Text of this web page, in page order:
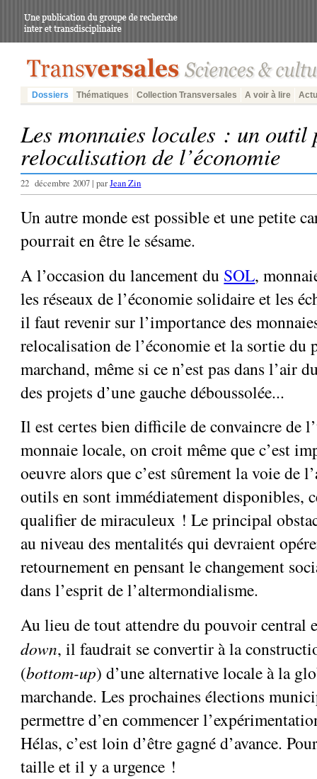
Dossiers Thématiques Collection Transversales A voir à lire
Les monnaies locales : un outil
relocalisation de l’économie
22 décembre 2007 | parJean Zin
Un autre monde est possible et une petite
pourrait en être le sésame.
A l’occasion du lancement du SOL,
les réseaux de l’économie solidaire et les
il faut revenir sur l’importance des
relocalisation de l’économie et la sortie du
marchand, même si ce n’est pas dans l’air
des projets d’une gauche déboussolée...
Il est certes bien difficile de convaincre de
monnaie locale, on croit même que c’est
oeuvre alors que c’est sûrement la voie de
outils en sont immédiatement disponibles,
qualifier de miraculeux ! Le principal
au niveau des mentalités qui devraient
retournement en pensant le changement
dans l’esprit de l’altermondialisme.
Au lieu de tout attendre du pouvoir central
down, il faudrait se convertir à la
(bottom-up) d’une alternative locale à la
marchande. Les prochaines élections
permettre d’en commencer
Hélas, c’est loin d’être gagné d’avance.
taille et il y a urgence !